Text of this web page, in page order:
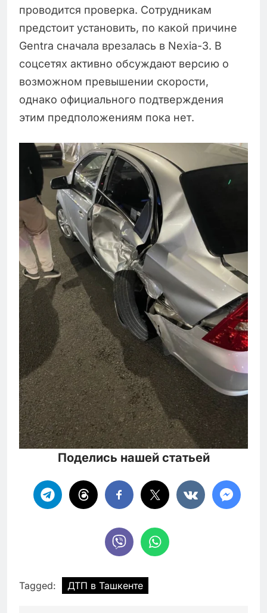
проводится проверка. Сотрудникам
предстоит установить, по какой причине
Gentra сначала врезалась в Nexia-3. В
соцсетях активно обсуждают версию о
возможном превышении скорости,
однако официального подтверждения
этим предположениям пока нет.
Поделись нашей статьей
Tagged: ДТП в Ташкенте